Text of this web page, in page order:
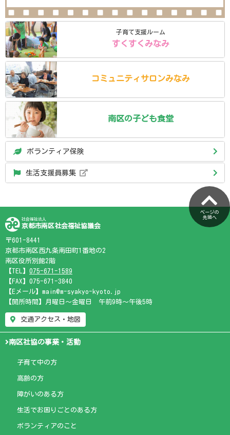
子育て支援ルーム
すくすくみなみ
コミュニティ サロンみなみ
南区の子ども食堂
ボランティア保険
生活支援員募集
ページの
先頭へ
社会福祉法人
京都市南区社会福祉協議会
〒601-8441
京都市南区西九条南田町1番地の2
南区役所別館2階
【TEL】 075-671-1589
【FAX】075-671-3840
【Eメール】main@m-syakyo-kyoto.jp
【開所時間】月曜日～金曜日 午前9時～午後5時
交通アクセス・地図
南区社協の事業・活動
子育て中の方
高齢の方
障がいのある方
生活でお困りごとのある方
ボランティアのこと